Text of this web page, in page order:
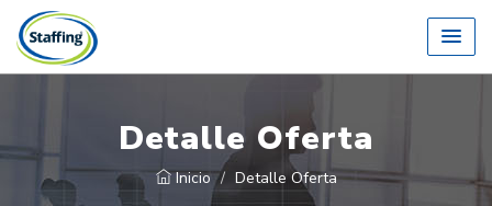
Detalle Oferta
Inicio Detalle Oferta